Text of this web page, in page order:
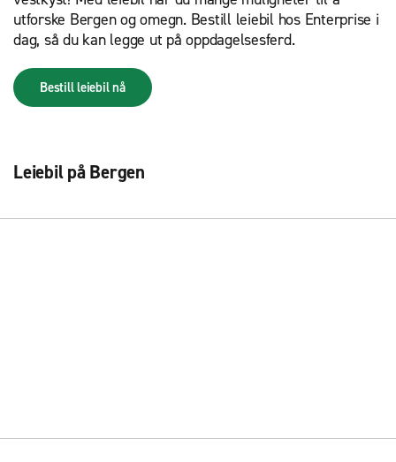
utforske Bergen og omegn. Bestill leiebil hos Enterprise i
dag, så du kan legge ut på oppdagelsesferd.
Bestill leiebil nå
Leiebil på Bergen